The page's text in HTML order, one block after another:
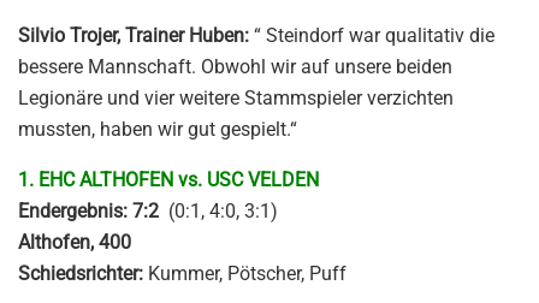
Silvio Trojer, Trainer Huben: “ Steindorf war qualitativ die
bessere Mannschaft. Obwohl wir auf unsere beiden
Legionäre und vier weitere Stammspieler verzichten
mussten, haben wir gut gespielt.“
1. EHC ALTHOFEN vs. USC VELDEN
Endergebnis: 7:2 (0:1, 4:0, 3:1)
Althofen, 400
Schiedsrichter: Kummer, Pötscher, Puff